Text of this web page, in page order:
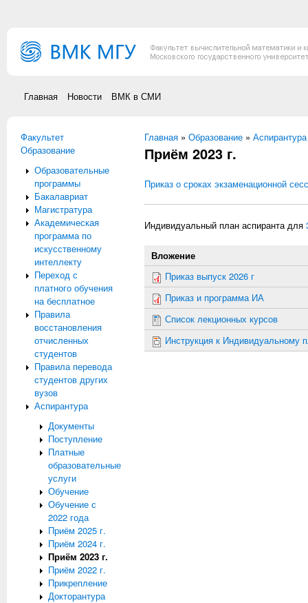
Главная Новости ВМК в СМИ
Факультет
Образование
Образовательные
программы
Бакалавриат
Магистратура
Академическая
программа по
искусственному
интеллекту
Переход с
платного обучения
на бесплатное
Правила
восстановления
отчисленных
студентов
Правила перевода
студентов других
вузов
Аспирантура
Документы
Поступление
Платные
образовательные
услуги
Обучение
Обучение с
2022 года
Приём 2025 г.
Приём 2024 г.
Приём 2023 г.
Приём 2022 г.
Прикрепление
Докторантура
Вы здесь
Главная » Образование » Аспирантура
Приём 2023 г.
Приказ о сроках экзаменационной
Индивидуальный план аспиранта для
Вложение
Приказ выпуск 2026 г
Приказ и программа ИА
Список лекционных курсов
Инструкция к Индивидуальному